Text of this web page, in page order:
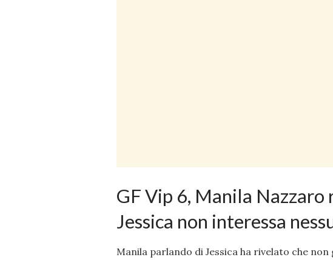
GF Vip 6, Manila Nazzaro
Jessica non interessa
Manila parlando di Jessica ha rivelato che